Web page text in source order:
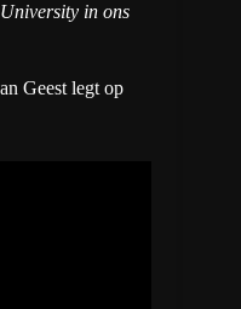
in ons
Geest legt op